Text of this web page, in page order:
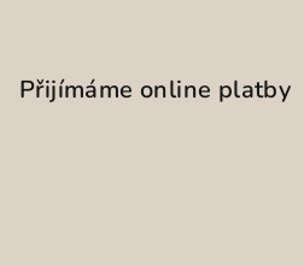
Přijímáme online platby